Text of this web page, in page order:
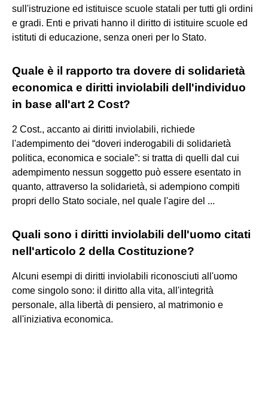
sull'istruzione ed istituisce scuole statali per tutti gli ordini
e gradi. Enti e privati hanno il diritto di istituire scuole ed
istituti di educazione, senza oneri per lo Stato.
Quale è il rapporto tra dovere di solidarietà
economica e diritti inviolabili dell'individuo
in base all'art 2 Cost?
2 Cost., accanto ai diritti inviolabili, richiede
l'adempimento dei “doveri inderogabili di solidarietà
politica, economica e sociale”: si tratta di quelli dal cui
adempimento nessun soggetto può essere esentato in
quanto, attraverso la solidarietà, si adempiono compiti
propri dello Stato sociale, nel quale l'agire del ...
Quali sono i diritti inviolabili dell'uomo citati
nell'articolo 2 della Costituzione?
Alcuni esempi di diritti inviolabili riconosciuti all'uomo
come singolo sono: il diritto alla vita, all'integrità
personale, alla libertà di pensiero, al matrimonio e
all'iniziativa economica.